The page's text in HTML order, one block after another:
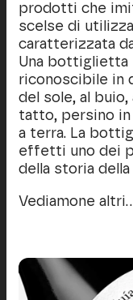
prodotti che
scelse di
caratterizzata
Una
riconoscibile in
del sole, al
tatto, persino
a terra. La
effetti uno dei
della storia
Vediamone